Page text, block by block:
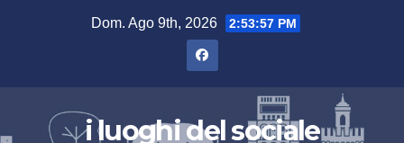
Dom. Ago 9th, 2026 2:53:58 PM
i luoghi del sociale